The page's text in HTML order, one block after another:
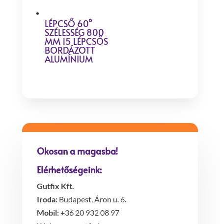
LÉPCSŐ 60°
SZÉLESSÉG 800
MM 15 LÉPCSŐS
BORDÁZOTT
ALUMÍNIUM
Okosan a magasba!
Elérhetőségeink:
Gutfix Kft.
Iroda:Budapest, Áron u. 6.
Mobil:+36 20 932 08 97